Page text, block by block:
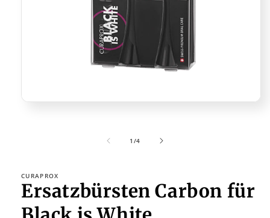
1 /de
4
CURAPROX
Ersatzbürsten Carbon für